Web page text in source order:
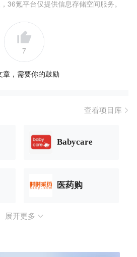
36氪平台仅提供信息存储空间服务。
7
章，需要你的鼓励
查看项目库
Babycare
医药购
展开更多